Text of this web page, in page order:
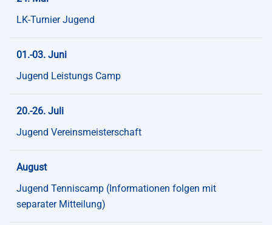
LK-Turnier Jugend
01.-03. Juni
Jugend Leistungs Camp
20.-26. Juli
Jugend Vereinsmeisterschaft
August
Jugend Tenniscamp (Informationen folgen mit
separater Mitteilung)